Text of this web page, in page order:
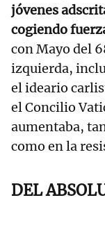
jóvenes
cogiendo
con Mayo del
izquierda,
el ideario
el Concilio
aumentaba,
como en la
DEL